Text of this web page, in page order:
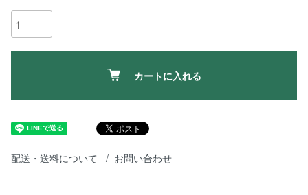
カートに入れる
配送・送料について お問い合わせ